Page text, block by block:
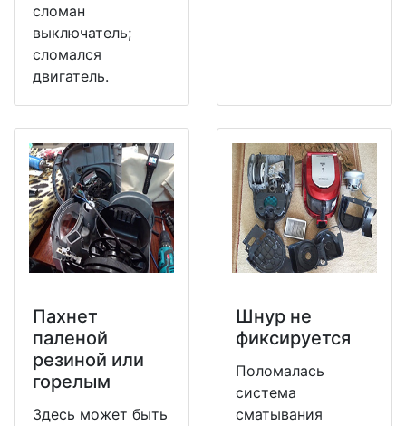
сломан
выключатель;
сломался
двигатель.
Пахнет
паленой
резиной или
горелым
Здесь может быть
Шнур не
фиксируется
Поломалась
система
сматывания